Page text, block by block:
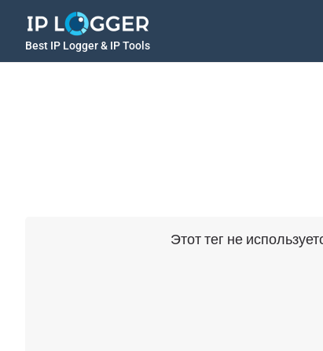
Best IP Logger & IP Tools